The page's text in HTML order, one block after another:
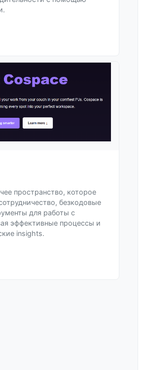
пространство, которое
безкодовые
для работы с
эффективные процессы и
insights.